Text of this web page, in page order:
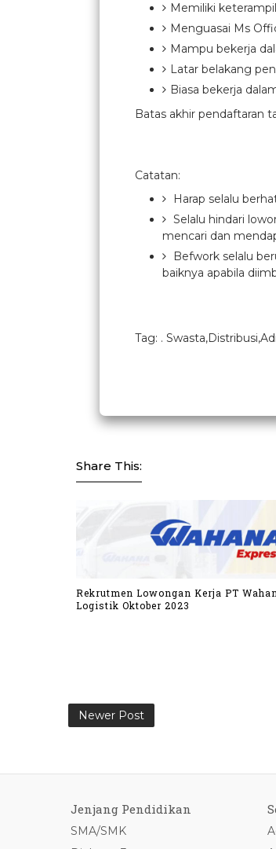
Memiliki
Menguasai Ms
Mampu bekerja
Latar belakang
Biasa bekerja
Batas akhir pendaftaran
Catatan:
Harap selalu
Selalu hindari
mencari dan
Befwork selalu
baiknya apabila
Tag: .
Share This:
Rekrutmen Lowongan Kerja PT
Logistik Oktober 2023
Newer Post
Jenjang Pendidikan
SMA/SMK